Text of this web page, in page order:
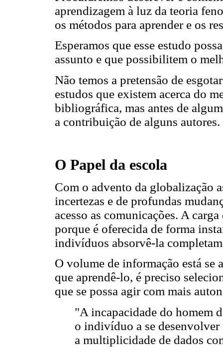
aprendizagem à luz da teoria
os métodos para aprender e os
Esperamos que esse estudo
assunto e que possibilitem o
Não temos a pretensão de
estudos que existem acerca do
bibliográfica, mas antes de
a contribuição de alguns autores.
O Papel da escola
Com o advento da globalização
incertezas e de profundas
acesso as comunicações. A
porque é oferecida de forma
indivíduos absorvê-la
O volume de informação está se
que aprendê-lo, é preciso
que se possa agir com mais
"A incapacidade do homem
o indivíduo a se desenvolver
a multiplicidade de dados